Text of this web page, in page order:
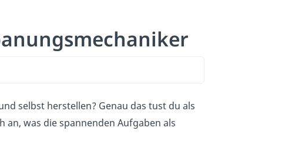
selbst herstellen? Genau das tust du als
an, was die spannenden Aufgaben als